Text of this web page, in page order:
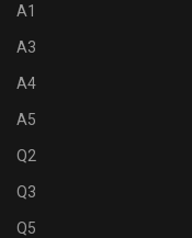
A1
A3
A4
A5
Q2
Q3
Q5